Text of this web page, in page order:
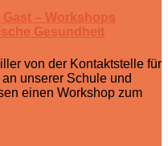
– Workshops
Gesundheit
von der Kontaktstelle für
unserer Schule und
einen Workshop zum